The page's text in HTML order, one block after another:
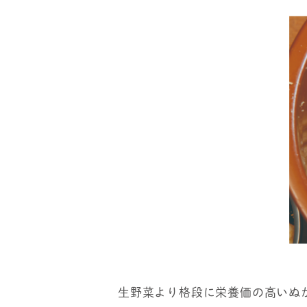
生野菜より格段に栄養価の高いぬ